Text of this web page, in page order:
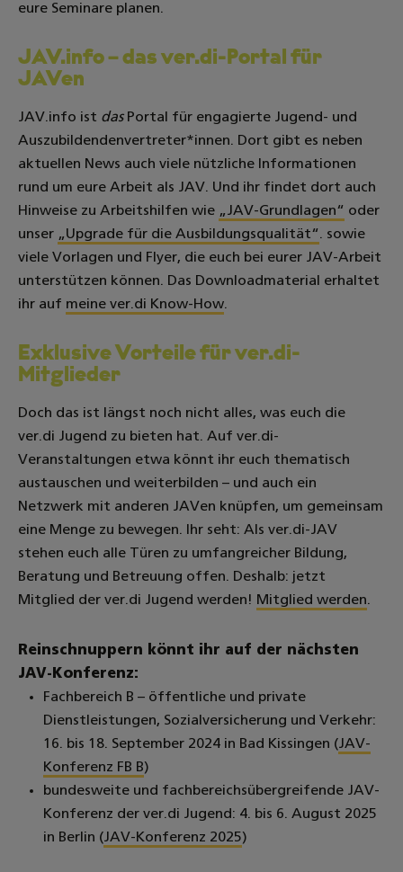
eure Seminare planen.
JAV.info – das ver.di-Portal für
JAVen
JAV.info ist dasPortal für engagierte Jugend- und
Auszubildendenvertreter*innen. Dort gibt es neben
aktuellen News auch viele nützliche Informationen
rund um eure Arbeit als JAV. Und ihr findet dort auch
Hinweise zu Arbeitshilfen wie „JAV-Grundlagen“ oder
unser „Upgrade für die Ausbildungsqualität“. sowie
viele Vorlagen und Flyer, die euch bei eurer JAV-Arbeit
unterstützen können. Das Downloadmaterial erhaltet
ihr auf meine ver.di Know-How.
Exklusive Vorteile für ver.di-
Mitglieder
Doch das ist längst noch nicht alles, was euch die
ver.di Jugend zu bieten hat. Auf ver.di-
Veranstaltungen etwa könnt ihr euch thematisch
austauschen und weiterbilden – und auch ein
Netzwerk mit anderen JAVen knüpfen, um gemeinsam
eine Menge zu bewegen. Ihr seht: Als ver.di-JAV
stehen euch alle Türen zu umfangreicher Bildung,
Beratung und Betreuung offen. Deshalb: jetzt
Mitglied der ver.di Jugend werden! Mitglied werden.
Reinschnuppern könnt ihr auf der nächsten
JAV-Konferenz:
Fachbereich B – öffentliche und private
Dienstleistungen, Sozialversicherung und Verkehr:
16. bis 18. September 2024 in Bad Kissingen (JAV-
Konferenz FB B)
bundesweite und fachbereichsübergreifende JAV-
Konferenz der ver.di Jugend: 4. bis 6. August 2025
in Berlin (JAV-Konferenz 2025)